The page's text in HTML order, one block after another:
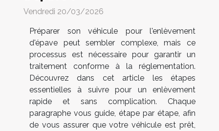
Vendredi 20/03/2026
Préparer son véhicule pour l'enlèvement
d'épave peut sembler complexe, mais ce
processus est nécessaire pour garantir un
traitement conforme à la réglementation.
Découvrez dans cet article les étapes
essentielles à suivre pour un enlèvement
rapide et sans complication. Chaque
paragraphe vous guide, étape par étape, afin
de vous assurer que votre véhicule est prêt,